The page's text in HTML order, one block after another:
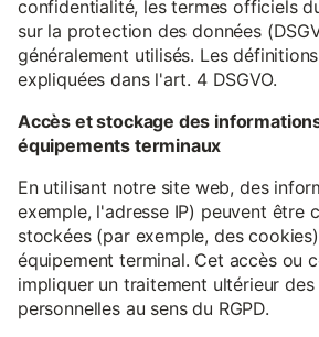
confidentialité, les termes officiels
sur la protection des données
généralement utilisés. Les
expliquées dans l'art. 4 DSGVO.
Accès et stockage des
équipements terminaux
En utilisant notre site web, des
exemple, l'adresse IP) peuvent être
stockées (par exemple, des
équipement terminal. Cet accès ou
impliquer un traitement ultérieur des
personnelles au sens du RGPD.